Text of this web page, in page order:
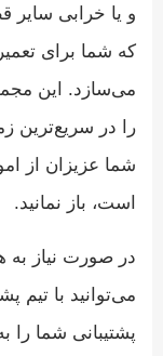
و یا خرابی سایر
که شما برای
می‌سازد. این
را در سریع‌ترین
شما عزیزان از
است، باز نمانید.
در صورت نیاز به
می‌توانید با تیم
پشتیبانی شما را